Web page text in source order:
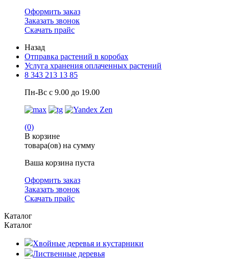
Оформить заказ
Заказать звонок
Скачать прайс
Назад
Отправка растений в коробах
Услуга хранения оплаченных растений
8 343 213 13 85
Пн-Вс с 9.00 до 19.00
(0)
В корзине
товара(ов) на сумму
Ваша корзина пуста
Оформить заказ
Заказать звонок
Скачать прайс
Каталог
Каталог
Хвойные деревья и кустарники
Лиственные деревья